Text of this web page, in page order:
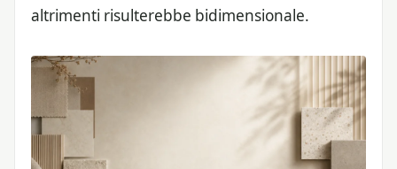
altrimenti risulterebbe bidimensionale.